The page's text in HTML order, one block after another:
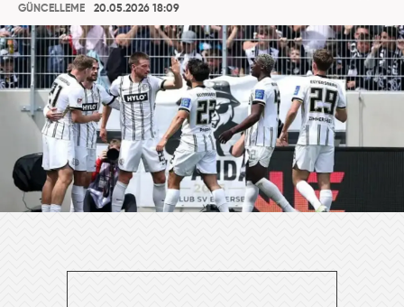
GÜNCELLEME
20.05.2026 18:09